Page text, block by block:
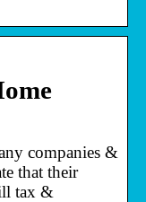
companies &
that their
tax &